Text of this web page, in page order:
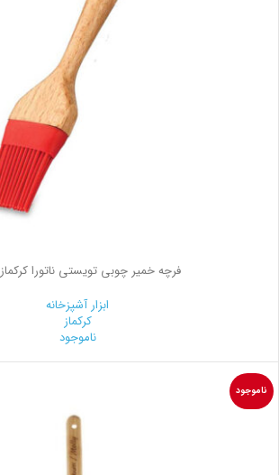
فرچه خمیر چوبی تویستی ناتورا کرکماز 593
ابزار آشپزخانه
کرکماز
ناموجود
ناموجود